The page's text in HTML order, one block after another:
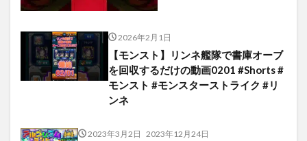
2026年2月1日
【モンスト】リンネ艦隊で書庫オーブ
を回収するだけの動画0201 #Shorts #
モンスト #モンスターストライク #リ
ンネ
2023年3月2日 2023年12月24日